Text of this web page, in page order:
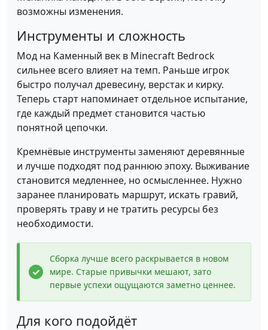
возможны изменения.
Инструменты и сложность
Мод на Каменный век в Minecraft Bedrock
сильнее всего влияет на темп. Раньше игрок
быстро получал древесину, верстак и кирку.
Теперь старт напоминает отдельное испытание,
где каждый предмет становится частью
понятной цепочки.
Кремнёвые инструменты заменяют деревянные
и лучше подходят под раннюю эпоху. Выживание
становится медленнее, но осмысленнее. Нужно
заранее планировать маршрут, искать гравий,
проверять траву и не тратить ресурсы без
необходимости.
Сборка лучше всего раскрывается в новом
мире. Старые привычки мешают, зато
первые успехи ощущаются заметно ценнее.
Для кого подойдёт